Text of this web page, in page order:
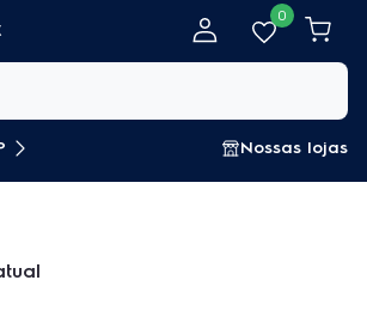
0
Nossas lojas